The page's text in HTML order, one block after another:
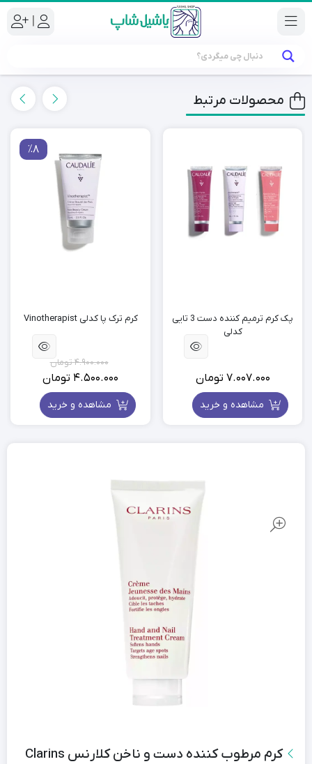
|
محصولات مرتبط
پک کرم ترمیم کننده دست 3 تایی
کدلی
7.007.000 تومان
مشاهده و خرید
٪8
کرم ترک پا کدلی Vinotherapist
4.900.000تومان
قیمت
اصلی:
4.900.000
4.500.000 تومان
قیمت
فعلی:
4.500.000
مشاهده و خرید
کرم مرطوب کننده دست و ناخن کلارنس Clarins